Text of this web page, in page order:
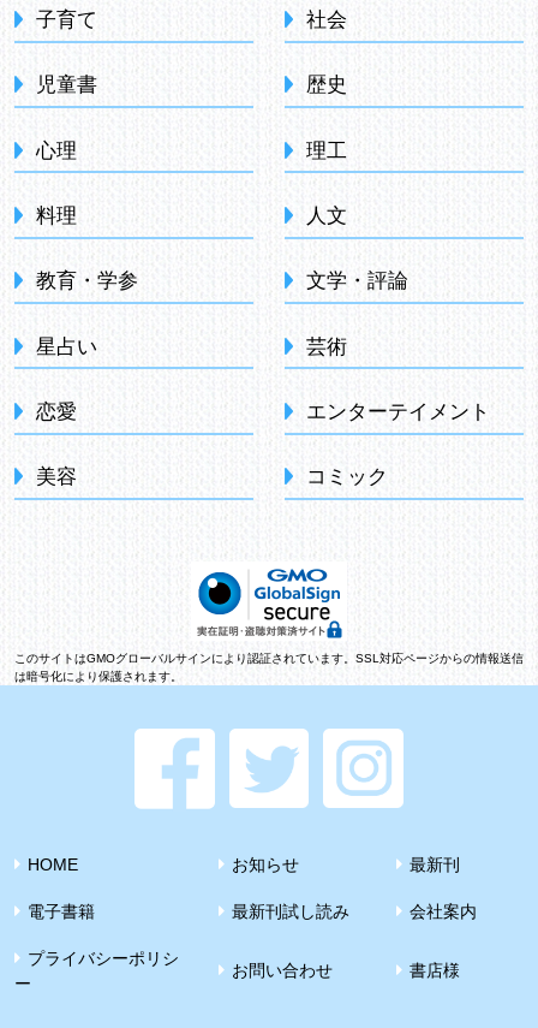
子育て
児童書
心理
料理
教育・学参
星占い
恋愛
美容
社会
歴史
理工
人文
文学・評論
芸術
エンターテイメント
コミック
このサイトはGMOグローバルサインにより認証されています。SSL対応ページからの情報送信
は暗号化により保護されます。
HOME お知らせ 最新刊
電子書籍 最新刊試し読み 会社案内
プライバシーポリシ
ー
お問い合わせ 書店様